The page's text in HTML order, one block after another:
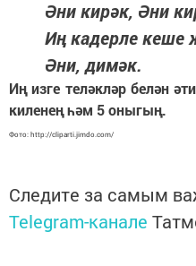
Әни кирәк, Әни
Иң кадерле кеше
Әни, димәк.
Иң изге теләкләр белән
киленең һәм 5 оныгың.
Фото: http://cliparti.jimdo.com/
Следите за самым
Telegram-канале